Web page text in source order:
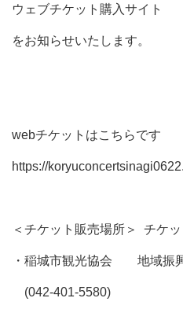
ウェブチケット購入サイト
をお知らせいたします。
webチケットはこちらです
https://
＜チケット販売場所＞ チケ
・ 稲城市観光協会 地域振
(042-401-5580)